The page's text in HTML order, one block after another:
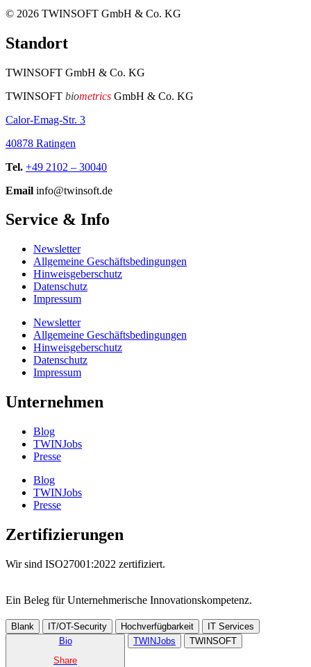
© 2026 TWINSOFT GmbH & Co. KG
Standort
TWINSOFT GmbH & Co. KG
TWINSOFT biometrics GmbH & Co. KG
Calor-Emag-Str. 3
40878 Ratingen
Tel. +49 2102 – 30040
Email info@twinsoft.de
Service & Info
Newsletter
Allgemeine Geschäftsbedingungen
Hinweisgeberschutz
Datenschutz
Impressum
Newsletter
Allgemeine Geschäftsbedingungen
Hinweisgeberschutz
Datenschutz
Impressum
Unternehmen
Blog
TWINJobs
Presse
Blog
TWINJobs
Presse
Zertifizierungen
Wir sind ISO27001:2022 zertifiziert.
Ein Beleg für Unternehmer­ische Innovations­kompetenz.
Blank IT/OT-Security Hochverfügbarkeit
IT Services
Bio
Share
TWINJobs TWINSOFT